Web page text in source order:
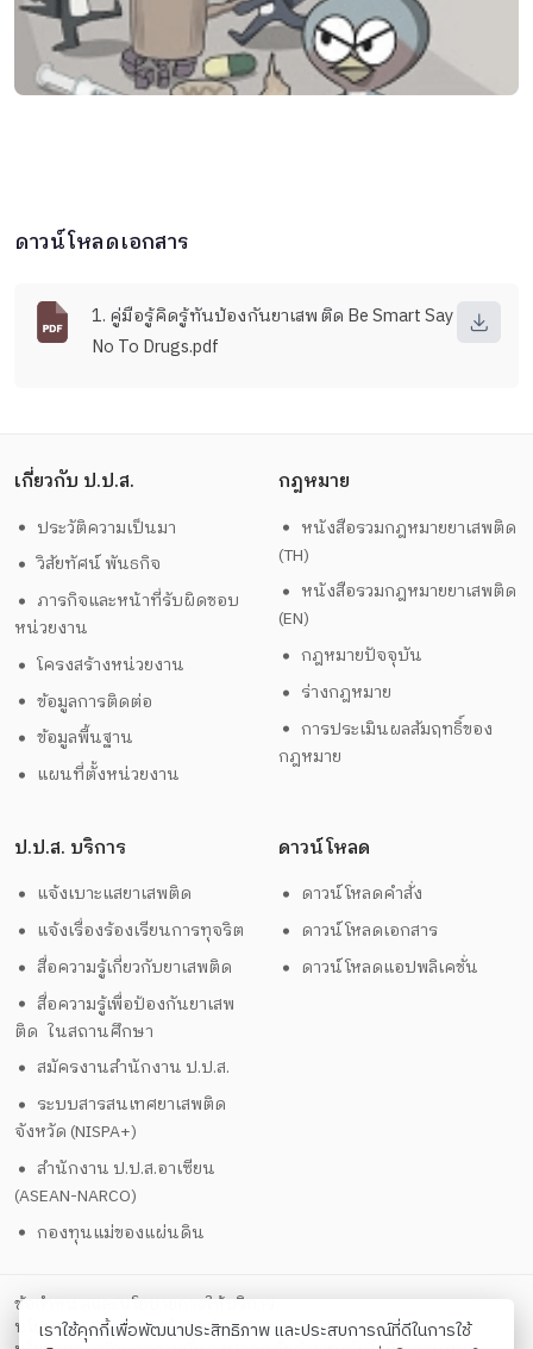
ดาวน์โหลดเอกสาร
1. คู่มือรู้คิดรู้ทันป้องกันยาเสพติด Be Smart Say
No To Drugs.pdf
เกี่ยวกับ ป.ป.ส.
ประวัติความเป็นมา
วิสัยทัศน์ พันธกิจ
ภารกิจและหน้าที่รับผิดชอบ
หน่วยงาน
โครงสร้างหน่วยงาน
ข้อมูลการติดต่อ
ข้อมูลพื้นฐาน
แผนที่ตั้งหน่วยงาน
กฎหมาย
หนังสือรวมกฎหมายยาเสพติด
(TH)
หนังสือรวมกฎหมายยาเสพติด
(EN)
กฎหมายปัจจุบัน
ร่างกฎหมาย
การประเมินผลสัมฤทธิ์ของ
กฎหมาย
ป.ป.ส. บริการ
แจ้งเบาะแสยาเสพติด
แจ้งเรื่องร้องเรียนการทุจริต
สื่อความรู้เกี่ยวกับยาเสพติด
สื่อความรู้เพื่อป้องกันยาเสพ
ติด ในสถานศึกษา
สมัครงานสำนักงาน ป.ป.ส.
ระบบสารสนเทศยาเสพติด
จังหวัด (NISPA+)
สำนักงาน ป.ป.ส.อาเซียน
(ASEAN-NARCO)
กองทุนแม่ของแผ่นดิน
ดาวน์โหลด
ดาวน์โหลดคำสั่ง
ดาวน์โหลดเอกสาร
ดาวน์โหลดแอปพลิเคชั่น
ข้อกำหนดและนโยบายการให้บริการ
นโยบายการคุ้มครองข้อมูลส่วนบุคคล
เราใช้คุกกี้เพื่อพัฒนาประสิทธิภาพ และประสบการณ์ที่ดีในการใช้